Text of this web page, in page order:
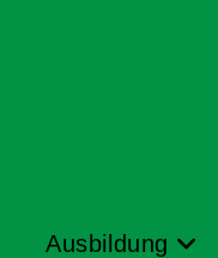
Ausbildung